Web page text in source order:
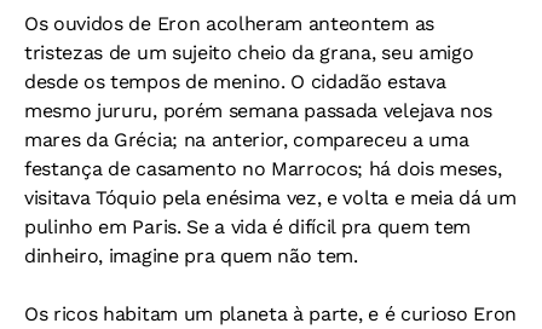
Os ouvidos de Eron acolheram anteontem as
tristezas de um sujeito cheio da grana, seu amigo
desde os tempos de menino. O cidadão estava
mesmo jururu, porém semana passada velejava nos
mares da Grécia; na anterior, compareceu a uma
festança de casamento no Marrocos; há dois meses,
visitava Tóquio pela enésima vez, e volta e meia dá um
pulinho em Paris. Se a vida é difícil pra quem tem
dinheiro, imagine pra quem não tem.
Os ricos habitam um planeta à parte, e é curioso Eron